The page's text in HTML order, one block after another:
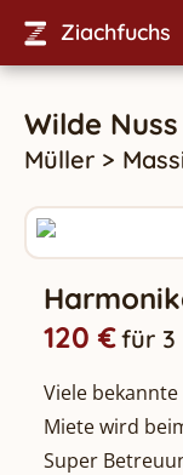
Ziachfuchs
Wilde Nuss
Müller >
120 €für 3
Viele
Miete wird
Super